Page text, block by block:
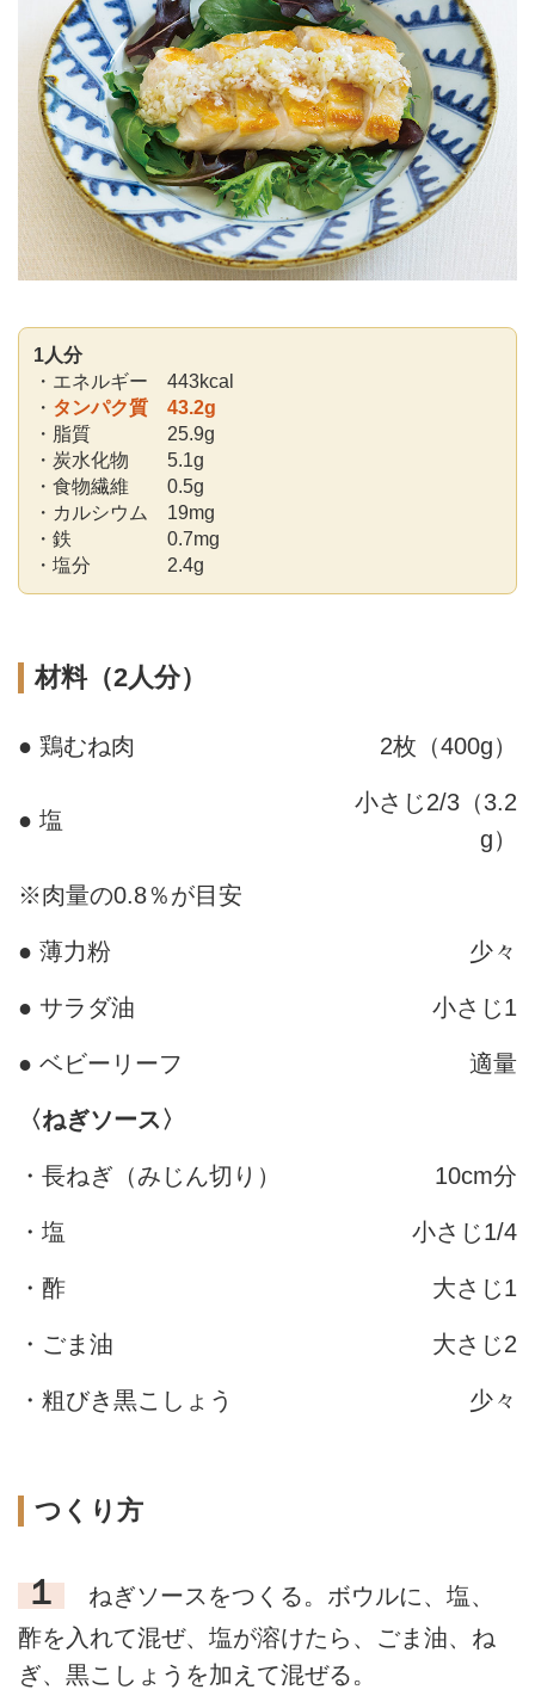
1人分
・エネルギー 443kcal
・ タンパク質 43.2g
・脂質 25.9g
・炭水化物 5.1g
・食物繊維 0.5g
・カルシウム 19mg
・鉄 0.7mg
・塩分 2.4g
材料（2人分）
● 鶏むね肉 2枚（400g）
● 塩
小さじ2/3（3.2
g）
※肉量の0.8％が目安
● 薄力粉 少々
● サラダ油 小さじ1
● ベビーリーフ 適量
〈ねぎソース〉
・長ねぎ（みじん切り） 10cm分
・塩 小さじ1/4
・酢 大さじ1
・ごま油 大さじ2
・粗びき黒こしょう 少々
つくり方
１
ねぎソースをつくる。ボウルに、塩、
酢を入れて混ぜ、塩が溶けたら、ごま油、ね
ぎ、黒こしょうを加えて混ぜる。